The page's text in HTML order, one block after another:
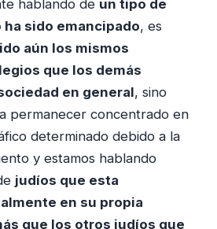
hablando de un tipo de
ha sido emancipado, es
aún los mismos
que los demás
en general, sino
permanecer concentrado en
determinado debido a la
y estamos hablando
judíos que esta
en su propia
que los otros judíos que